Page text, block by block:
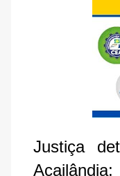
Justiça